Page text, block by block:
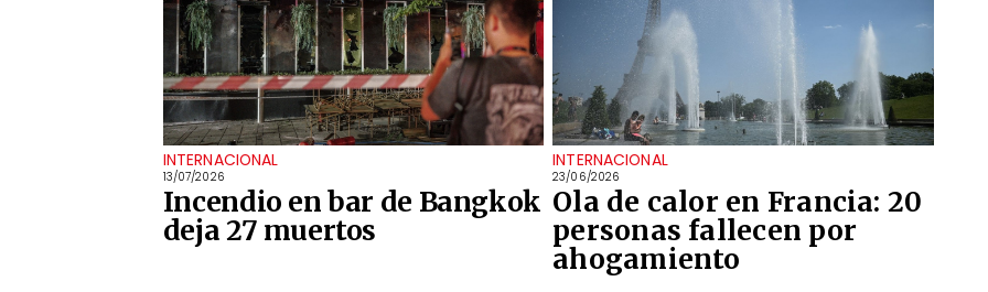
INTERNACIONAL
13/07/2026
Incendio en bar de Bangkok
deja 27 muertos
INTERNACIONAL
23/06/2026
Ola de calor en Francia: 20
personas fallecen por
ahogamiento